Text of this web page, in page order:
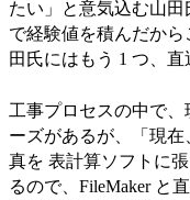
たい」と意気込む山田
で経験値を積んだか
田氏にはもう 1 つ、直
工事プロセスの中で
ーズがあるが、「現
真を 表計算ソフトに
るので、FileMaker と